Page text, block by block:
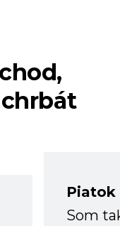
Piatok
Som